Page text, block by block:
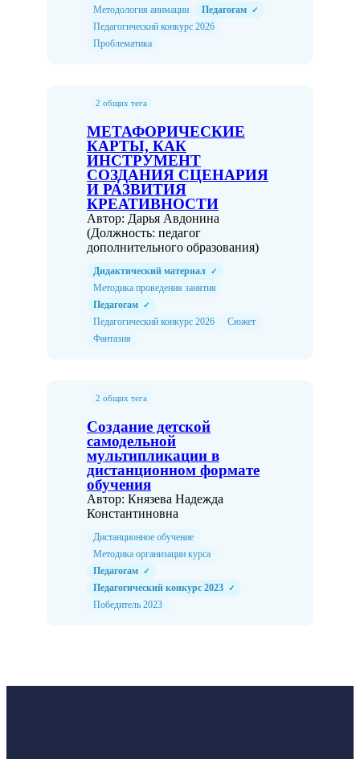
Методология анимации
Педагогам ✓
Педагогический конкурс 2026
Проблематика
2 общих тега
МЕТАФОРИЧЕСКИЕ
КАРТЫ, КАК
ИНСТРУМЕНТ
СОЗДАНИЯ СЦЕНАРИЯ
И РАЗВИТИЯ
КРЕАТИВНОСТИ
Автор: Дарья Авдонина
(Должность: педагог
дополнительного образования)
Дидактический материал ✓
Методика проведения занятия
Педагогам
✓
Педагогический конкурс 2026
Сюжет
Фантазия
2 общих тега
Создание детской
самодельной
мультипликации в
дистанционном формате
обучения
Автор: Князева Надежда
Константиновна
Дистанционное обучение
Методика организации курса
Педагогам
✓
Педагогический конкурс 2023 ✓
Победитель 2023